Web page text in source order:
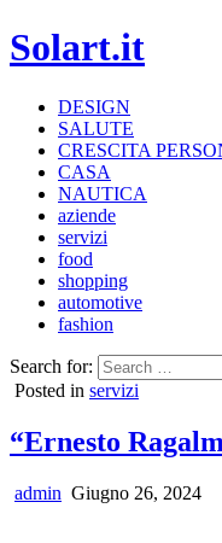
Solart.it
DESIGN
SALUTE
CRESCITA
CASA
NAUTICA
aziende
servizi
food
shopping
automotive
fashion
Search for:
Posted in servizi
“Ernesto
admin Giugno 26, 2024